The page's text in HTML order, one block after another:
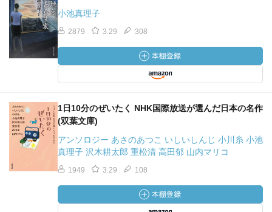
小池真理子
2879 3.29 308
1日10分のぜいたく NHK国際放送が選んだ日本の名作
(双葉文庫)
アンソロジー あさのあつこ いしいしんじ 小川糸 小池
真理子 沢木耕太郎 重松清 高田郁 山内マリコ
1949 3.29 108